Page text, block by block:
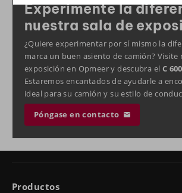
Experimente la
nuestra sala de
¿Quiere experimentar por sí mismo la
marca un buen asiento de camión? Visite
exposición en Opmeer y descubra el C
Estaremos encantados de ayudarle a
ideal para su camión y su estilo de
Póngase en contacto
Productos